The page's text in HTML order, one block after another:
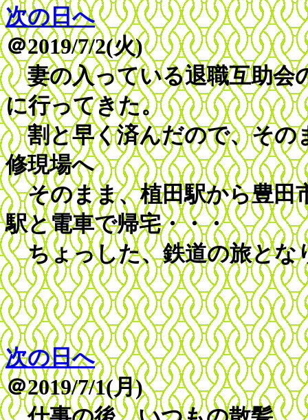
次の日へ
＠2019/7/2(火)
妻の入っている退職互助会
に行ってきた。
割と早く済んだので、その
修現場へ
そのまま、植田駅から豊田
駅と電車で帰宅・・・
ちょっした、鉄道の旅とな
次の日へ
＠2019/7/1(月)